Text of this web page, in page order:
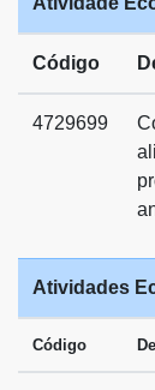
Código
4729699
Atividades
Código